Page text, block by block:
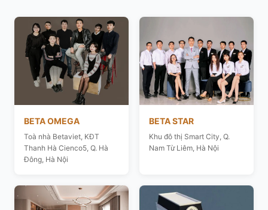
BETA OMEGA
Toà nhà Betaviet, KĐT
Thanh Hà Cienco5, Q. Hà
Đông, Hà Nội
BETA STAR
Khu đô thị Smart City, Q.
Nam Từ Liêm, Hà Nội